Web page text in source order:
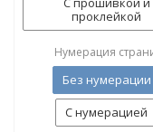
проклейкой
Нумерация
Без нумерации
С нумерацией